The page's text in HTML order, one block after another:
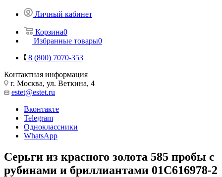
Личный кабинет
Корзина0
Избранные товары0
8 (800) 7070-353
Контактная информация
г. Москва, ул. Веткина, 4
estet@estet.ru
Вконтакте
Telegram
Одноклассники
WhatsApp
Серьги из красного золота 585 пробы с
рубинами и бриллиантами 01С616978-2